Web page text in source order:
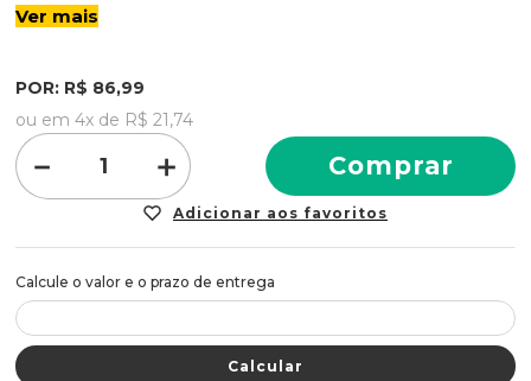
Ver mais
POR: R$ 86,99
ou em 4x de R$ 21,74
＋
－ Comprar